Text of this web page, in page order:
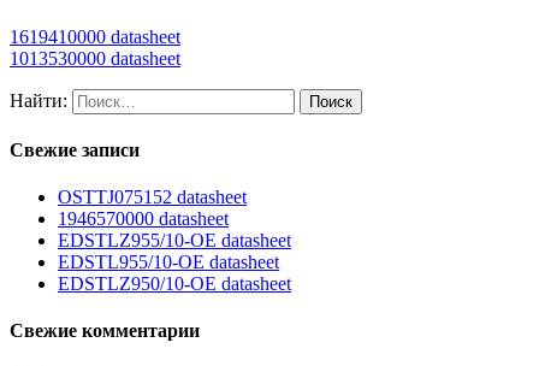
1619410000 datasheet
1013530000 datasheet
Найти:
Свежие записи
OSTTJ075152 datasheet
1946570000 datasheet
EDSTLZ955/10-OE datasheet
EDSTL955/10-OE datasheet
EDSTLZ950/10-OE datasheet
Свежие комментарии